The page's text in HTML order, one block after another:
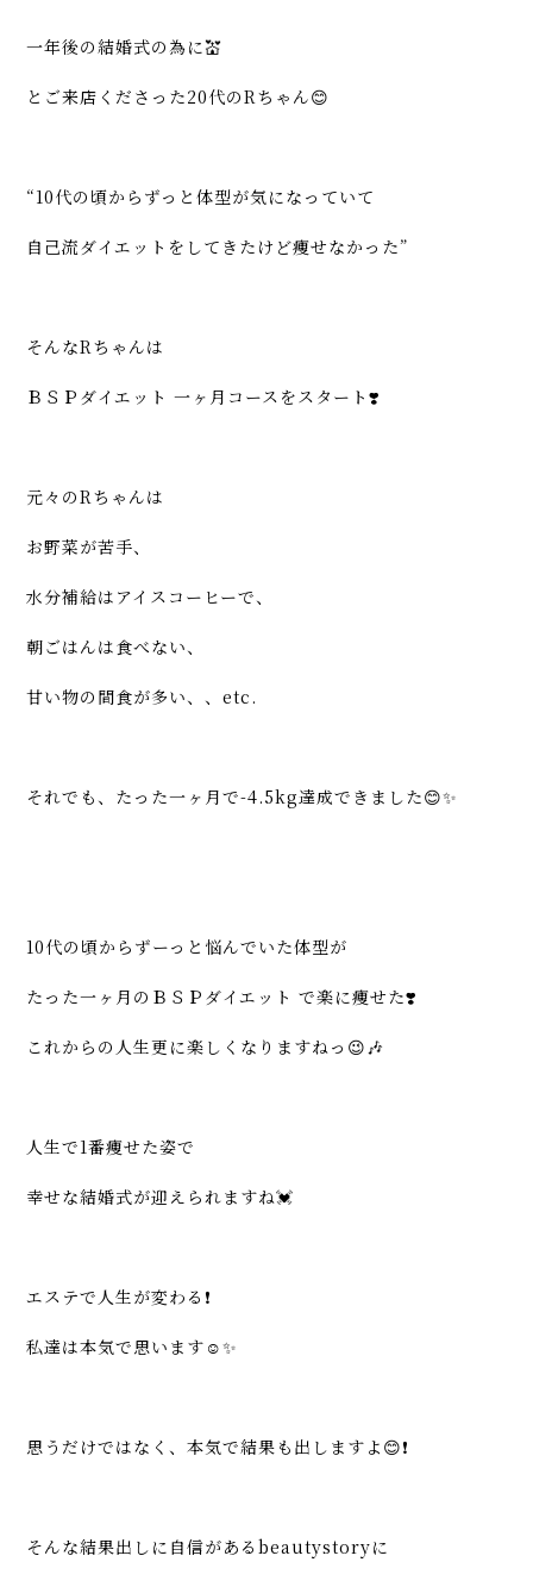
一年後の結婚式の為に💒
とご来店くださった20代のRちゃん😊
“10代の頃からずっと体型が気になっていて
自己流ダイエットをしてきたけど痩せなかった”
そんなRちゃんは
ＢＳＰダイエット 一ヶ月コースをスタート❣️
元々のRちゃんは
お野菜が苦手、
水分補給はアイスコーヒーで、
朝ごはんは食べない、
甘い物の間食が多い、、etc.
それでも、たった一ヶ月で-4.5kg達成できました😊✨
10代の頃からずーっと悩んでいた体型が
たった一ヶ月のＢＳＰダイエット で楽に痩せた❣️
これからの人生更に楽しくなりますねっ😉🎶
人生で1番痩せた姿で
幸せな結婚式が迎えられますね💓
エステで人生が変わる❗️
私達は本気で思います☺️✨
思うだけではなく、本気で結果も出しますよ😊❗️
そんな結果出しに自信があるbeautystoryに